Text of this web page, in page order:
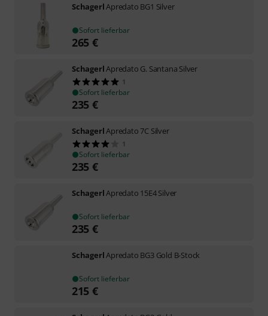
SchagerlApredato BG1 Silver
Sofort lieferbar
265 €
SchagerlApredato G. Santana Silver
1
Sofort lieferbar
235 €
SchagerlApredato 7C Silver
1
Sofort lieferbar
235 €
SchagerlApredato 15E4 Silver
Sofort lieferbar
235 €
SchagerlApredato BG3 Gold B-Stock
Sofort lieferbar
215 €